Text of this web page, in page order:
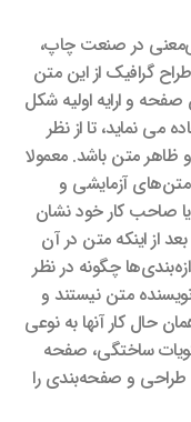
در صنعت چاپ،
گرافیک از این متن
و ارایه اولیه شکل
نماید، تا از نظر
ظاهر متن باشد. معمولا
آزمایشی و
صاحب کار خود نشان
از اینکه متن در آن
چگونه در نظر
متن نیستند و
حال کار آنها به نوعی
ساختگی، صفحه
طراحی و صفحه‌بندی را